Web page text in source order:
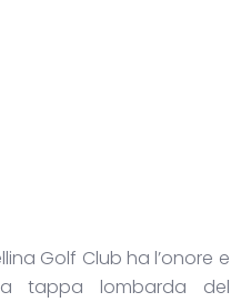
Golf Club ha l’onore e
tappa lombarda del